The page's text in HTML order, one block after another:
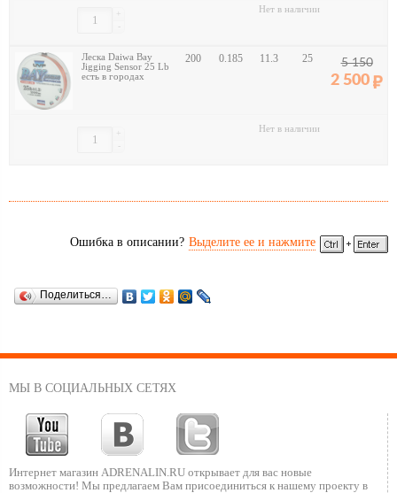
-
+ Нет в наличии
Леска Daiwa Bay
Jigging Sensor 25 Lb
есть в городах
200 0.185 11.3 25 5 150
2 500
-
+ Нет в наличии
Ошибка в описании? Выделите ее и нажмите
Поделиться…
МЫ В СОЦИАЛЬНЫХ СЕТЯХ
Интернет магазин ADRENALIN.RU открывает для вас новые
возможности! Мы предлагаем Вам присоединиться к нашему проекту в